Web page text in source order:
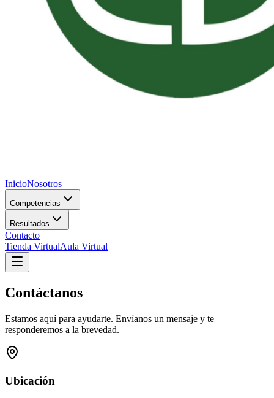
InicioNosotros
Competencias
Resultados
Contacto
Tienda VirtualAula Virtual
Contáctanos
Estamos aquí para ayudarte. Envíanos un mensaje y te
responderemos a la brevedad.
Ubicación